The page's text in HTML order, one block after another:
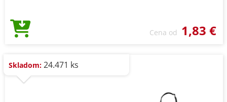
Cena od 1,83 €
Skladom: 24.471 ks